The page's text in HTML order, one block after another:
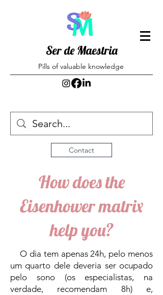
Ser de Maestria
Pills of valuable knowledge
Contact
How does the
Eisenhower matrix
help you?
O dia tem apenas 24h, pelo menos
um quarto dele deveria ser ocupado
pelo sono (os especialistas, na
verdade, recomendam 8h) e,